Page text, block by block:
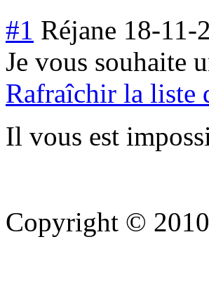
#1 Réjane 18-11-
Je vous souhaite
Rafraîchir la liste
Il vous est
Copyright ©